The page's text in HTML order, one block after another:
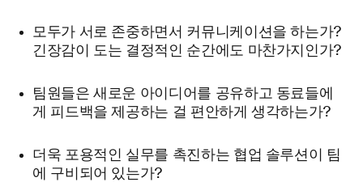
모두가 서로 존중하면서 커뮤니케이션을 하는가?
긴장감이 도는 결정적인 순간에도 마찬가지인가?
팀원들은 새로운 아이디어를 공유하고 동료들에
게 피드백을 제공하는 걸 편안하게 생각하는가?
더욱 포용적인 실무를 촉진하는 협업 솔루션이 팀
에 구비되어 있는가?